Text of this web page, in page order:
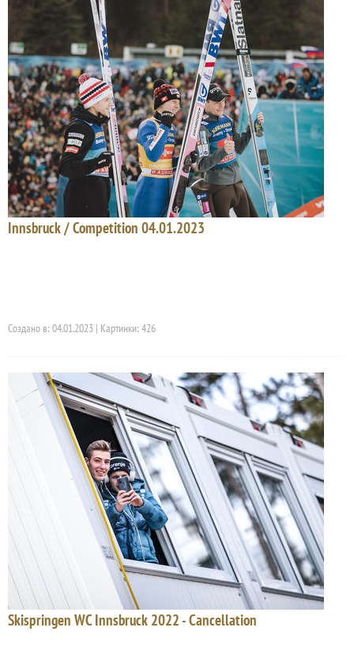
Innsbruck / Competition 04.01.2023
Создано в: 04.01.2023 | Картинки: 426
Skispringen WC Innsbruck 2022 - Cancellation